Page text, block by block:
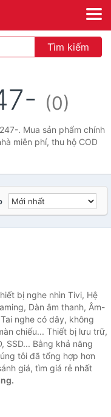
Tìm kiếm
(0)
. Mua sản phẩm chính
miễn phí, thu hộ COD
bị nghe nhìn Tivi, Hệ
Dàn âm thanh, Âm-
nghe có dây, không
chiếu... Thiết bị lưu trữ,
SSD... Bằng khả năng
tôi đã tổng hợp hơn
giá, tìm giá rẻ nhất